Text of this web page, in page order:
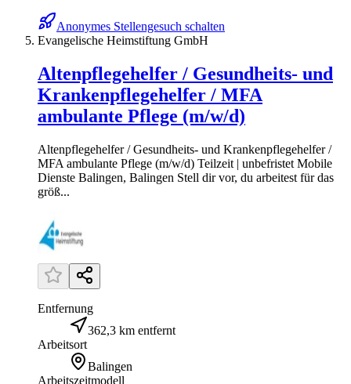
Anonymes Stellengesuch schalten
Evangelische Heimstiftung GmbH
Altenpflegehelfer / Gesundheits- und
Krankenpflegehelfer / MFA
ambulante Pflege (m/w/d)
Altenpflegehelfer / Gesundheits- und Krankenpflegehelfer /
MFA ambulante Pflege (m/w/d) Teilzeit | unbefristet Mobile
Dienste Balingen, Balingen Stell dir vor, du arbeitest für das
größ...
Entfernung
362,3 km entfernt
Arbeitsort
Balingen
Arbeitszeitmodell